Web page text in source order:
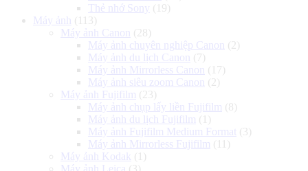
Thẻ nhớ Sony (19)
Máy ảnh
(113)
Máy ảnh Canon
(28)
Máy ảnh chuyên nghiệp Canon
(2)
Máy ảnh du lịch Canon
(7)
Máy ảnh Mirrorless Canon
(17)
Máy ảnh siêu zoom Canon
(2)
Máy ảnh Fujifilm (23)
Máy ảnh chụp lấy liền Fujifilm (8)
Máy ảnh du lịch Fujifilm (1)
Máy ảnh Fujifilm Medium Format (3)
Máy ảnh Mirrorless Fujifilm (11)
Máy ảnh Kodak (1)
Máy ảnh Leica (3)